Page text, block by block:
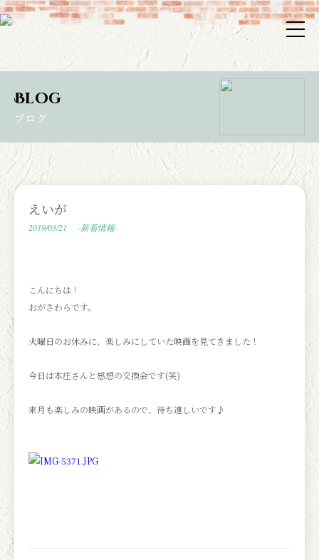
Blog
ブログ
えいが
2019/03/21 -新着情報-
こんにちは！
おがさわらです。
火曜日のお休みに、楽しみにしていた映画を見てきました！
今日は本庄さんと感想の交換会です(笑)
来月も楽しみの映画があるので、待ち遠しいです♪